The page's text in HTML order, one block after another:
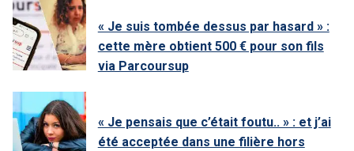
« Je suis tombée dessus par hasard » :
cette mère obtient 500 € pour son fils
via Parcoursup
« Je pensais que c’était foutu.. » : et j’ai
été acceptée dans une filière hors